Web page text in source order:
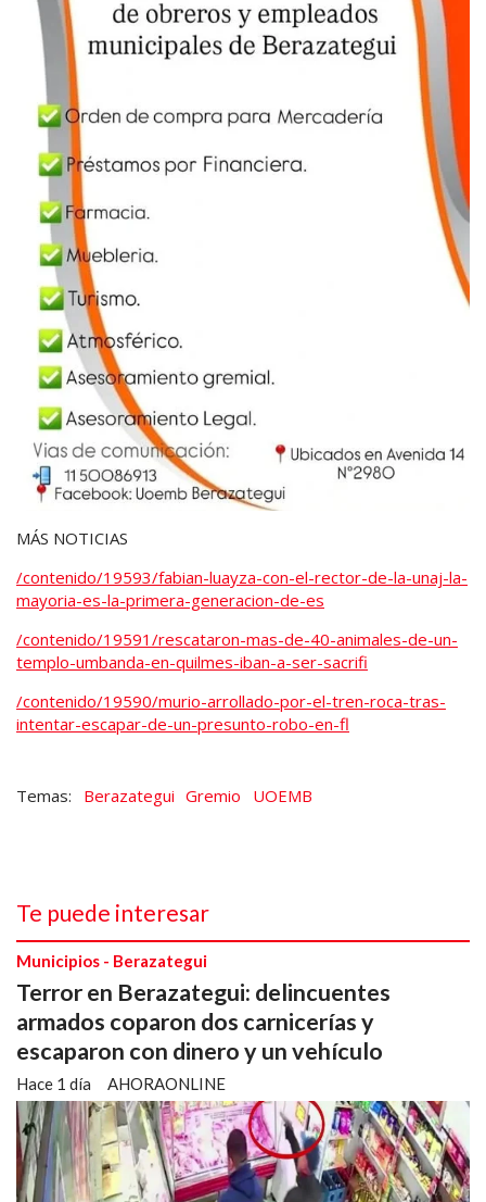
MÁS NOTICIAS
/contenido/19593/fabian-luayza-con-el-rector-de-la-unaj-la-
mayoria-es-la-primera-generacion-de-es
/contenido/19591/rescataron-mas-de-40-animales-de-un-
templo-umbanda-en-quilmes-iban-a-ser-sacrifi
/contenido/19590/murio-arrollado-por-el-tren-roca-tras-
intentar-escapar-de-un-presunto-robo-en-fl
Berazategui Gremio UOEMB
Te puede interesar
Terror en Berazategui: delincuentes
armados coparon dos carnicerías y
escaparon con dinero y un vehículo
AHORAONLINE
Municipios - Berazategui
Hace 1 día